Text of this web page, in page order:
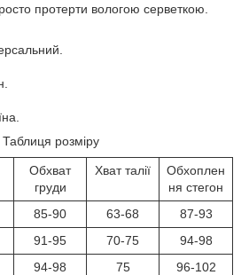
протерти вологою серветкою.
Таблиця розміру
Обхват
груди
Хват талії
Обхоплен
ня стегон
85-90 63-68
87-93
91-95 70-75
94-98
94-98 75 96-102